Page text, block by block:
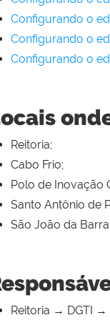
Configurando o
Configurando o
Configurando o
Reitoria;
Cabo Frio;
Polo de Inovação
Santo Antônio de
São João da Barra.
Reitoria → DGTI →